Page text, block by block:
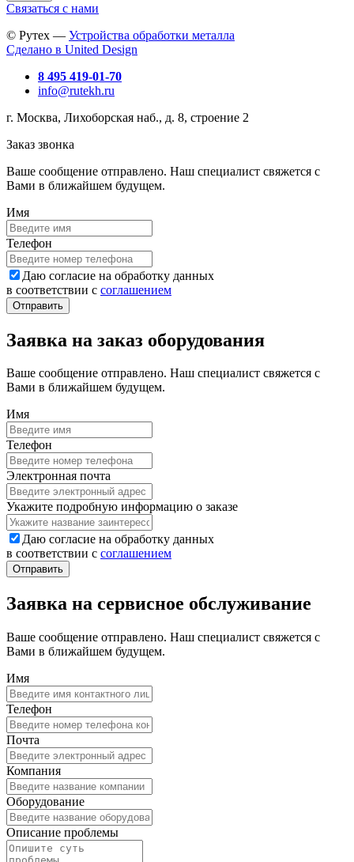
Связаться с нами
© Рутех — Устройства обработки металла
Сделано в United Design
8 495 419-01-70
info@rutekh.ru
г. Москва, Лихоборская наб., д. 8, строение 2
Заказ звонка
Ваше сообщение отправлено. Наш специалист свяжется с
Вами в ближайшем будущем.
Имя
Телефон
Даю согласие на обработку данных
в соответствии с соглашением
Заявка на заказ оборудования
Ваше сообщение отправлено. Наш специалист свяжется с
Вами в ближайшем будущем.
Имя
Телефон
Электронная почта
Укажите подробную информацию о заказе
Даю согласие на обработку данных
в соответствии с соглашением
Заявка на сервисное обслуживание
Ваше сообщение отправлено. Наш специалист свяжется с
Вами в ближайшем будущем.
Имя
Телефон
Почта
Компания
Оборудование
Описание проблемы